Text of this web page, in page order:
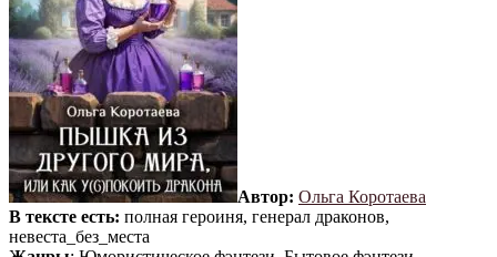
Автор: Ольга Коротаева
В тексте есть: полная героиня, генерал драконов,
невеста_без_места